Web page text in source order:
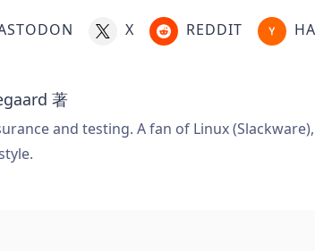
X REDDIT
著
and testing. A fan of Linux